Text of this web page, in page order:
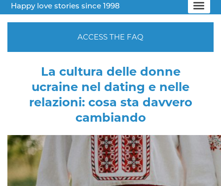
Happy love stories since 1998
ACCESS THE FAQ
La cultura delle donne
ucraine nel dating e nelle
relazioni: cosa sta davvero
cambiando